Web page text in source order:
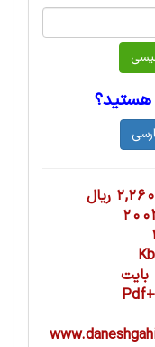
هستید؟
ریال